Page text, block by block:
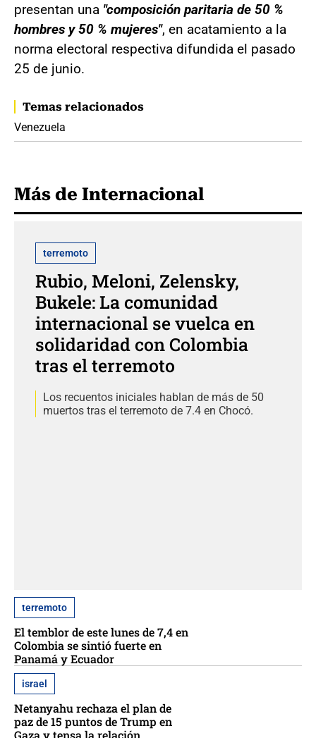
presentan una "composición paritaria de 50 %
hombres y 50 % mujeres", en acatamiento a la
norma electoral respectiva difundida el pasado
25 de junio.
Temas relacionados
Venezuela
Más de Internacional
terremoto
Rubio, Meloni, Zelensky,
Bukele: La comunidad
internacional se vuelca en
solidaridad con Colombia
tras el terremoto
Los recuentos iniciales hablan de más de 50
muertos tras el terremoto de 7.4 en Chocó.
terremoto
El temblor de este lunes de 7,4 en
Colombia se sintió fuerte en
Panamá y Ecuador
israel
Netanyahu rechaza el plan de
paz de 15 puntos de Trump en
Gaza y tensa la relación